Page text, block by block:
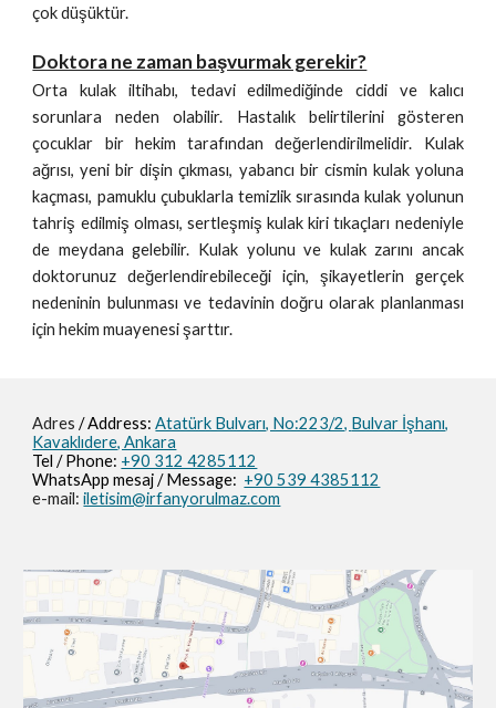
çok düşüktür.
Doktora ne zaman başvurmak gerekir?
Orta kulak iltihabı, tedavi edilmediğinde ciddi ve kalıcı
sorunlara neden olabilir. Hastalık belirtilerini gösteren
çocuklar bir hekim tarafından değerlendirilmelidir. Kulak
ağrısı, yeni bir dişin çıkması, yabancı bir cismin kulak yoluna
kaçması, pamuklu çubuklarla temizlik sırasında kulak yolunun
tahriş edilmiş olması, sertleşmiş kulak kiri tıkaçları nedeniyle
de meydana gelebilir. Kulak yolunu ve kulak zarını ancak
doktorunuz değerlendirebileceği için, şikayetlerin gerçek
nedeninin bulunması ve tedavinin doğru olarak planlanması
için hekim muayenesi şarttır.
Adres/ Address: Atatürk Bulvarı, No:223/2, Bulvar İşhanı,
Kavaklıdere, Ankara
Tel / Phone: +90 312 4285112
WhatsApp mesaj / Message: +90 539 4385112
e-mail:iletisim@irfanyorulmaz.com